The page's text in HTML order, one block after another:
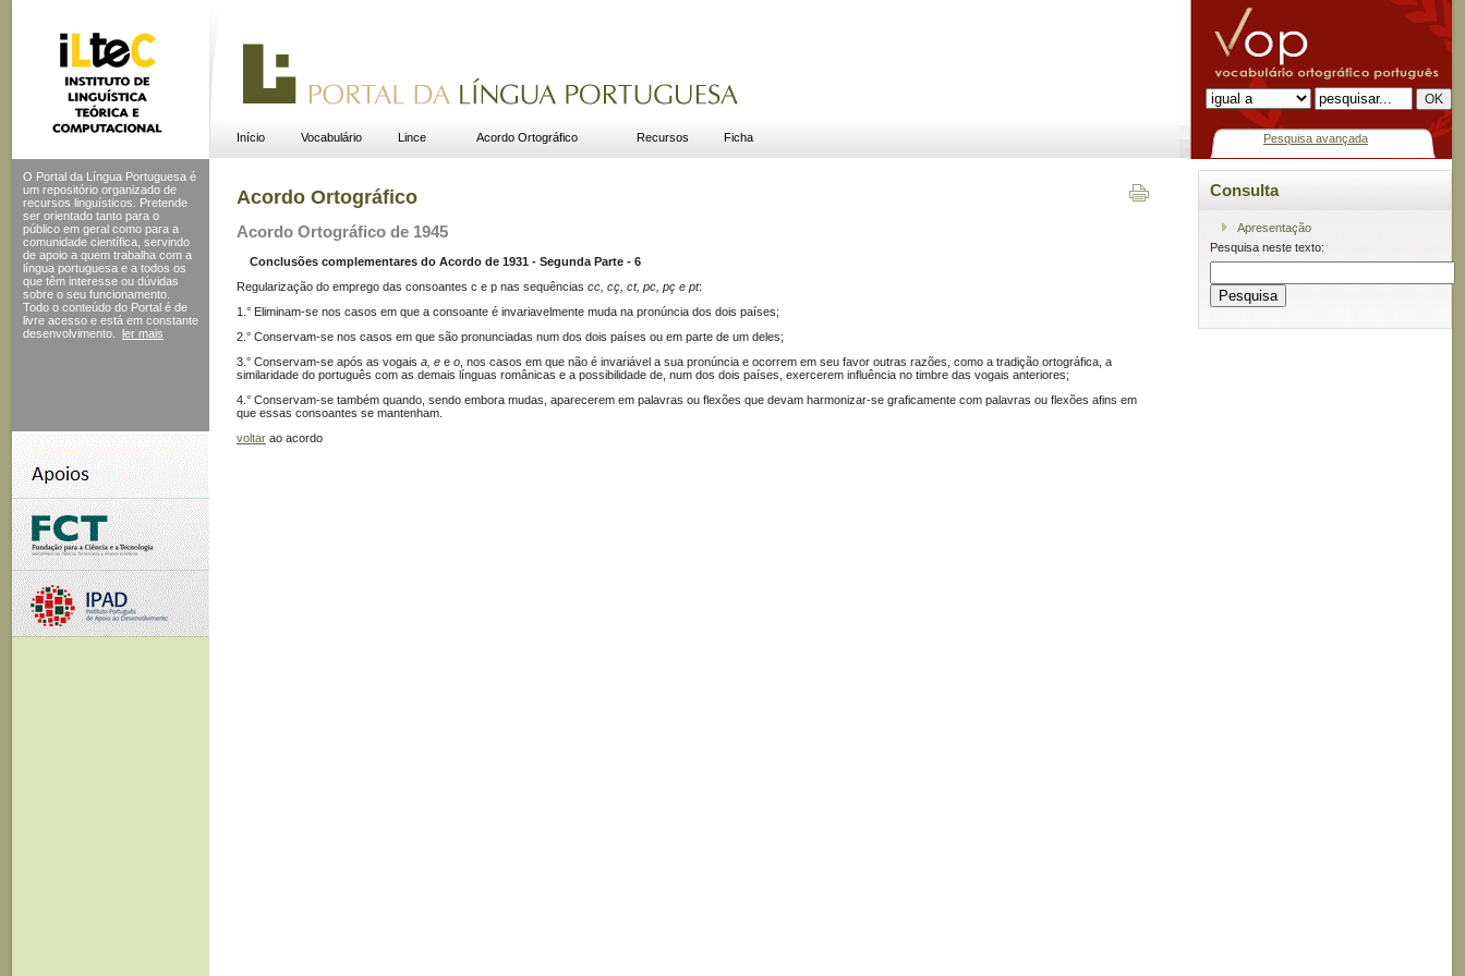
Início Vocabulário Lince Acordo Ortográfico Recursos Ficha Pesquisa avançada
O Portal da Língua Portuguesa é
um repositório organizado de
recursos linguísticos. Pretende
ser orientado tanto para o
público em geral como para a
comunidade científica, servindo
de apoio a quem trabalha com a
língua portuguesa e a todos os
que têm interesse ou dúvidas
sobre o seu funcionamento.
Todo o conteúdo do Portal é de
livre acesso e está em constante
desenvolvimento.
ler mais
Acordo Ortográfico
Acordo Ortográfico de 1945
Conclusões complementares do Acordo de 1931 - Segunda Parte - 6
Regularização do emprego das consoantes c e p nas sequências cc, cç, ct, pc, pç e pt:
1.° Eliminam-se nos casos em que a consoante é invariavelmente muda na pronúncia dos dois países;
2.° Conservam-se nos casos em que são pronunciadas num dos dois países ou em parte de um deles;
3.° Conservam-se após as vogais a, e e o , nos casos em que não é invariável a sua pronúncia e ocorrem em seu favor outras razões, como a tradição ortográfica, a
similaridade do português com as demais línguas românicas e a possibilidade de, num dos dois países, exercerem influência no timbre das vogais anteriores;
4.° Conservam-se também quando, sendo embora mudas, aparecerem em palavras ou flexões que devam harmonizar-se graficamente com palavras ou flexões afins em
que essas consoantes se mantenham.
voltar ao acordo
Consulta
Apresentação
Pesquisa neste texto: